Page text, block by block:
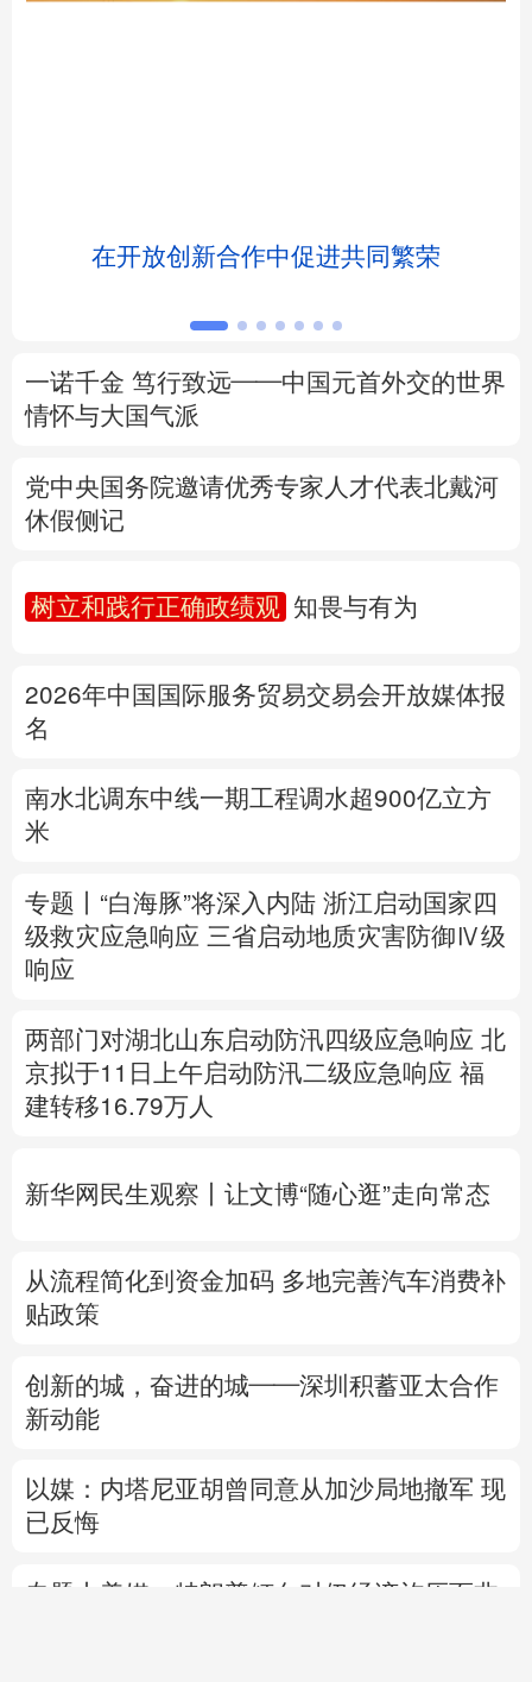
浙江 安徽 福建 江西
广东 广西 海南 重庆
陕西 甘肃 青海 宁夏
Русский язык 日本語 한국어
Deutsch
在开放创新合作中促进共同繁荣
一诺千金 笃行致远——中国元首外交的世界
情怀与大国气派
党中央国务院邀请优秀专家人才代表北戴河
休假侧记
树立和践行正确政绩观 知畏与有为
2026年中国国际服务贸易交易会开放媒体报
名
南水北调东中线一期工程调水超900亿立方
米
专题丨 “白海豚”将深入内陆 浙江启动国家四
级救灾应急响应 三省启动地质灾害防御Ⅳ级
响应
两部门对湖北山东启动防汛四级应急响应 北
京拟于11日上午启动防汛二级应急响应 福
建转移16.79万人
新华网民生观察丨 让文博“随心逛”走向常态
从流程简化到资金加码 多地完善汽车消费补
贴政策
创新的城，奋进的城——深圳积蓄亚太合作
新动能
以媒：内塔尼亚胡曾同意从加沙局地撤军 现
已反悔
专题丨 美媒：特朗普倾向对伊经济施压而非